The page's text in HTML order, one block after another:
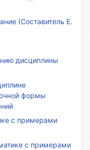
(Составитель Е.
дисциплины
формы
с примерами
с примерами